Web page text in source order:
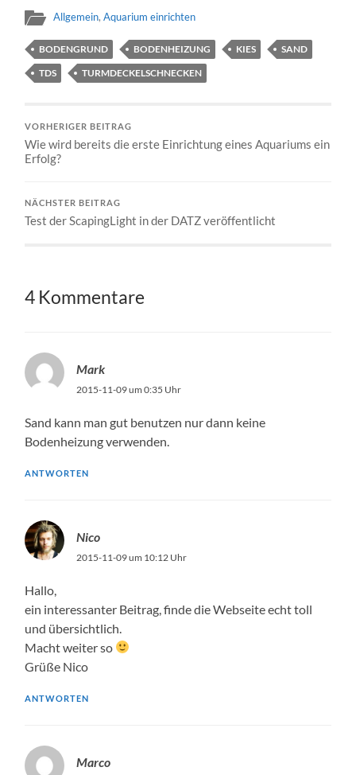
Allgemein,Aquarium einrichten
BODENGRUND BODENHEIZUNG KIES
SAND
TDS
TURMDECKELSCHNECKEN
VORHERIGER BEITRAG
Wie wird bereits die erste Einrichtung eines Aquariums ein
Erfolg?
NÄCHSTER BEITRAG
Test der ScapingLight in der DATZ veröffentlicht
4 Kommentare
Mark
2015-11-09 um 0:35 Uhr
Sand kann man gut benutzen nur dann keine
Bodenheizung verwenden.
ANTWORTEN
Nico
2015-11-09 um 10:12 Uhr
Hallo,
ein interessanter Beitrag, finde die Webseite echt toll
und übersichtlich.
Macht weiter so
Grüße Nico
ANTWORTEN
Marco